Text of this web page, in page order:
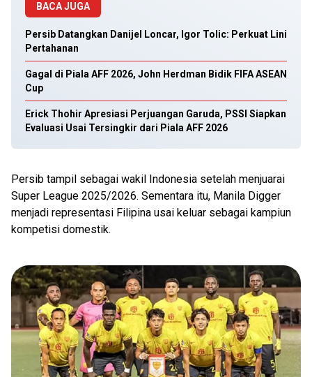
BACA JUGA
Persib Datangkan Danijel Loncar, Igor Tolic: Perkuat Lini
Pertahanan
Gagal di Piala AFF 2026, John Herdman Bidik FIFA ASEAN
Cup
Erick Thohir Apresiasi Perjuangan Garuda, PSSI Siapkan
Evaluasi Usai Tersingkir dari Piala AFF 2026
Persib tampil sebagai wakil Indonesia setelah menjuarai
Super League 2025/2026. Sementara itu, Manila Digger
menjadi representasi Filipina usai keluar sebagai kampiun
kompetisi domestik.